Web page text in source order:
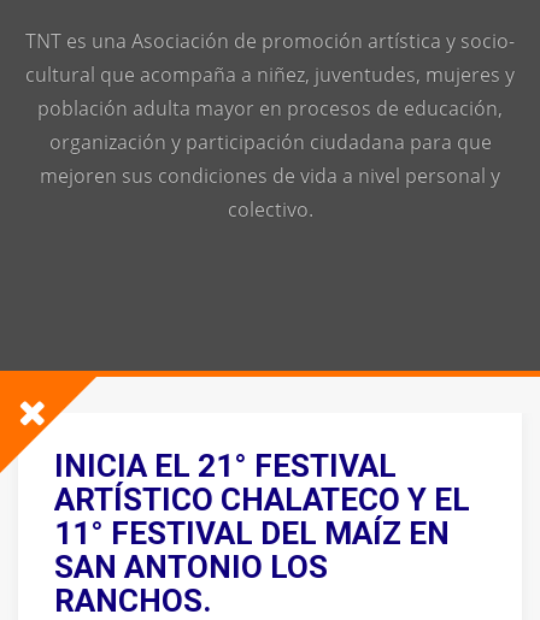
TNT es una Asociación de promoción artística y socio-
cultural que acompaña a niñez, juventudes, mujeres y
población adulta mayor en procesos de educación,
organización y participación ciudadana para que
mejoren sus condiciones de vida a nivel personal y
colectivo.
INICIA EL 21° FESTIVAL
ARTÍSTICO CHALATECO Y EL
11° FESTIVAL DEL MAÍZ EN
SAN ANTONIO LOS
RANCHOS.